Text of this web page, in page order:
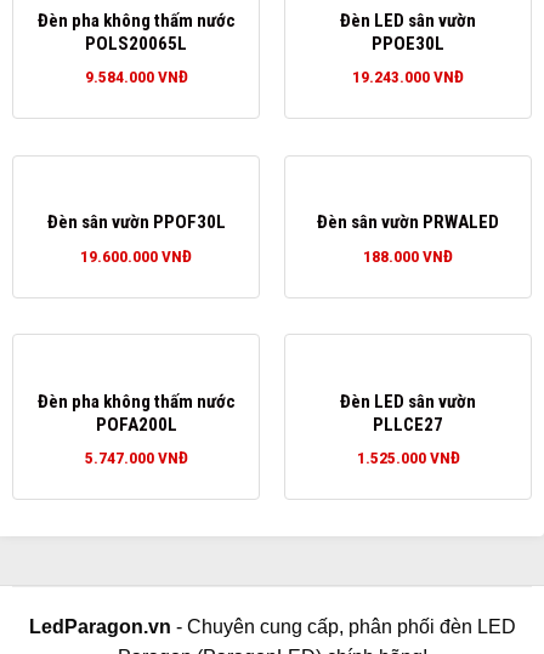
Đèn pha không thấm nước
POLS20065L
9.584.000VNĐ
Đèn LED sân vườn
PPOE30L
19.243.000VNĐ
Đèn sân vườn PPOF30L
19.600.000VNĐ
Đèn sân vườn PRWALED
188.000VNĐ
Đèn pha không thấm nước
POFA200L
5.747.000VNĐ
Đèn LED sân vườn
PLLCE27
1.525.000VNĐ
LedParagon.vn - Chuyên cung cấp, phân phối đèn LED